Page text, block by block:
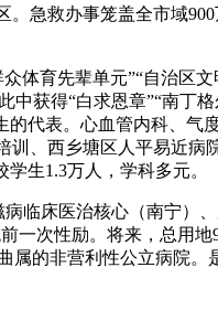
急救办事笼盖全市域
育先辈单元”“自治区文
获得“白求恩章”“南丁
代表。心血管内科、
、西乡塘区人平易近
生1.3万人，学科多元。
床医治核心（南宁）
一次性励。将来，总用
的非营利性公立病院